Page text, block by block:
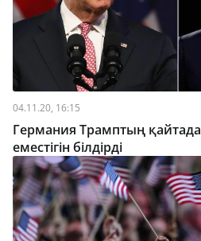
04.11.20, 16:15
Германия Трамптың
еместігін білдірді